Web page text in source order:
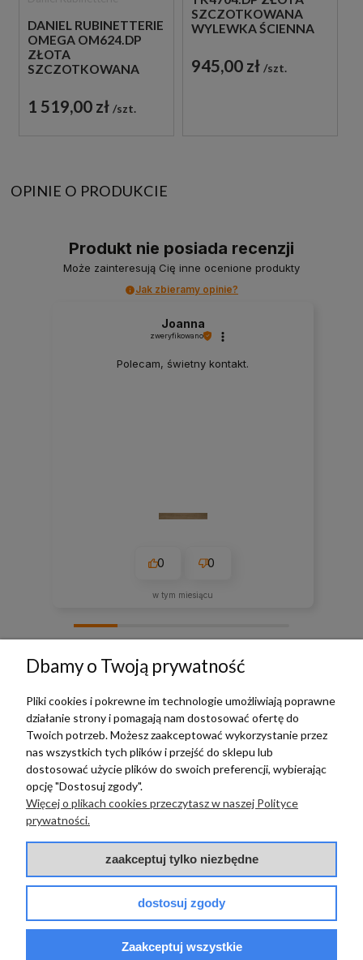
DANIEL RUBINETTERIE
OMEGA OM624.DP
ZŁOTA
SZCZOTKOWANA
ŚCIENNA Z WYLEWKĄ
1 519,00 zł szt.
SZCZOTKOWANA
WYLEWKA ŚCIENNA
945,00 zł szt.
OPINIE O PRODUKCIE
Produkt nie posiada recenzji
Może zainteresują Cię inne ocenione produkty
Jak zbieramy opinie?
Joanna
zweryfikowano
Polecam, świetny kontakt.
0 0
w tym miesiącu
TERRADECO
BAZA WIEDZY
PŁATNOŚCI I DOSTAWA
© 2017 - 2025 | terradeco.com.pl code and analytics: terradeco
Dbamy o Twoją prywatność
Pliki cookies i pokrewne im technologie umożliwiają poprawne
działanie strony i pomagają nam dostosować ofertę do
Twoich potrzeb. Możesz zaakceptować wykorzystanie przez
nas wszystkich tych plików i przejść do sklepu lub
dostosować użycie plików do swoich preferencji, wybierając
opcję "Dostosuj zgody".
Więcej o plikach cookies przeczytasz w naszej Polityce
prywatności.
zaakceptuj tylko niezbędne
dostosuj zgody
Zaakceptuj wszystkie